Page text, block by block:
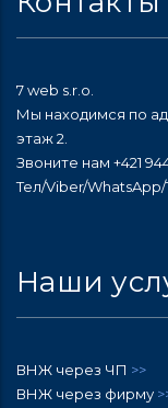
7 web s.r.o.
Мы находимся по
этаж 2.
Звоните нам +421
Тел/Viber/
Наши
ВНЖ через ЧП >>
ВНЖ через фирму